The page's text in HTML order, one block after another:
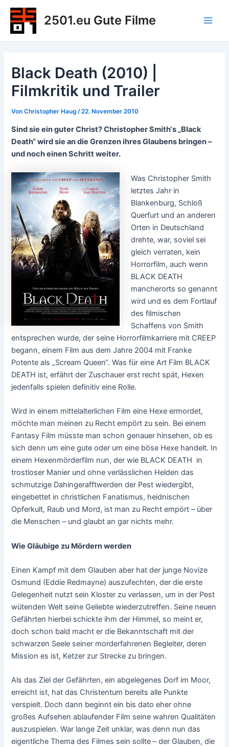
Zum
Inhalt
springen
2501.eu Gute Filme
Black Death (2010) |
Filmkritik und Trailer
VonChristopher Haug/22. November 2010
Sind sie ein guter Christ? Christopher Smith‘s „Black
Death“ wird sie an die Grenzen ihres Glaubens bringen –
und noch einen Schritt weiter.
Was Christopher Smith
letztes Jahr in
Blankenburg, Schloß
Querfurt und an anderen
Orten in Deutschland
drehte, war, soviel sei
gleich verraten, kein
Horrorfilm, auch wenn
BLACK DEATH
mancherorts so genannt
wird und es dem Fortlauf
des filmischen
Schaffens von Smith
entsprechen wurde, der seine Horrorfilmkarriere mit CREEP
begann, einem Film aus dem Jahre 2004 mit Franke
Potente als „Scream Queen“. Was für eine Art Film BLACK
DEATH ist, erfährt der Zuschauer erst recht spät, Hexen
jedenfalls spielen definitiv eine Rolle.
Wird in einem mittelalterlichen Film eine Hexe ermordet,
möchte man meinen zu Recht empört zu sein. Bei einem
Fantasy Film müsste man schon genauer hinsehen, ob es
sich denn um eine gute oder um eine böse Hexe handelt. In
einem Hexenmörderfilm nun, der wie BLACK DEATH in
trostloser Manier und ohne verlässlichen Helden das
schmutzige Dahingerafftwerden der Pest wiedergibt,
eingebettet in christlichen Fanatismus, heidnischen
Opferkult, Raub und Mord, ist man zu Recht empört – über
die Menschen – und glaubt an gar nichts mehr.
Wie Gläubige zu Mördern werden
Einen Kampf mit dem Glauben aber hat der junge Novize
Osmund (Eddie Redmayne) auszufechten, der die erste
Gelegenheit nutzt sein Kloster zu verlassen, um in der Pest
wütenden Welt seine Geliebte wiederzutreffen. Seine neuen
Gefährten hierbei schickte ihm der Himmel, so meint er,
doch schon bald macht er die Bekanntschaft mit der
schwarzen Seele seiner morderfahrenen Begleiter, deren
Mission es ist, Ketzer zur Strecke zu bringen.
Als das Ziel der Gefährten, ein abgelegenes Dorf im Moor,
erreicht ist, hat das Christentum bereits alle Punkte
verspielt. Doch dann beginnt ein bis dato eher ohne
großes Aufsehen ablaufender Film seine wahren Qualitäten
auszuspielen. War lange Zeit unklar, was denn nun das
eigentliche Thema des Filmes sein sollte – der Glauben, die